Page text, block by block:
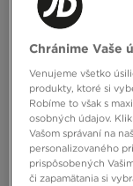
Chránime Vaše
Venujeme všetko
produkty, ktoré si
Robíme to však s
osobných údajov.
Vašom správaní na
personalizovaného
prispôsobených
či zapamätania si